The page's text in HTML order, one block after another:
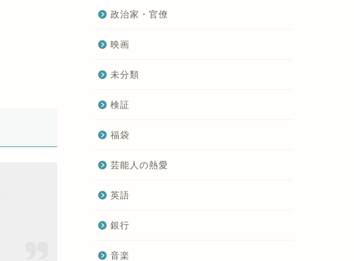
政治家・官僚
映画
未分類
検証
福袋
芸能人の熱愛
英語
銀行
音楽